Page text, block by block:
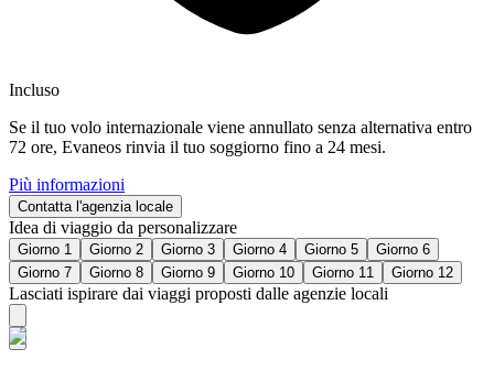
Incluso
Se il tuo volo internazionale viene annullato senza alternativa entro
72 ore, Evaneos rinvia il tuo soggiorno fino a 24 mesi.
Più informazioni
Contatta l'agenzia locale
Idea di viaggio da personalizzare
Giorno 1 Giorno 2 Giorno 3 Giorno 4 Giorno 5
Giorno 6
Giorno 7
Giorno 8 Giorno 9 Giorno 10 Giorno 11 Giorno 12
Lasciati ispirare dai viaggi proposti dalle agenzie locali